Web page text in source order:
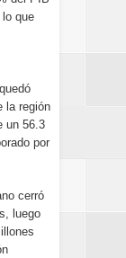
que
la región
un 56.3
por
cerró
luego